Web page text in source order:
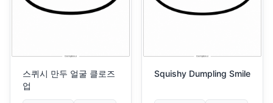
스퀴시 만두 얼굴 클로즈
업
Squishy Dumpling Smile